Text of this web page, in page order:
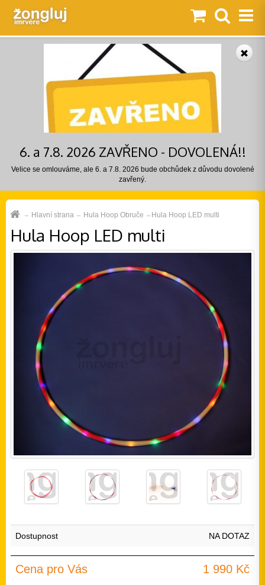
6. a 7.8. 2026 ZAVŘENO - DOVOLENÁ!!
Velice se omlouváme, ale 6. a 7.8. 2026 bude obchůdek z důvodu dovolené
zavřený.
Hlavní strana Hula Hoop Obruče Hula Hoop LED multi
Hula Hoop LED multi
Dostupnost NA DOTAZ
Cena pro Vás 1 990 Kč